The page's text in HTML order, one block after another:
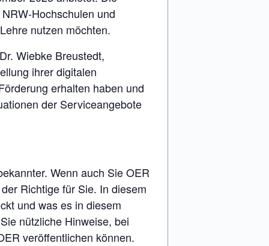
Hochschulen und
nutzen möchten.
Wiebke Breustedt,
ihrer digitalen
erhalten haben und
der Serviceangebote
Wenn auch Sie OER
Richtige für Sie. In diesem
und was es in diesem
nützliche Hinweise, bei
veröffentlichen können.